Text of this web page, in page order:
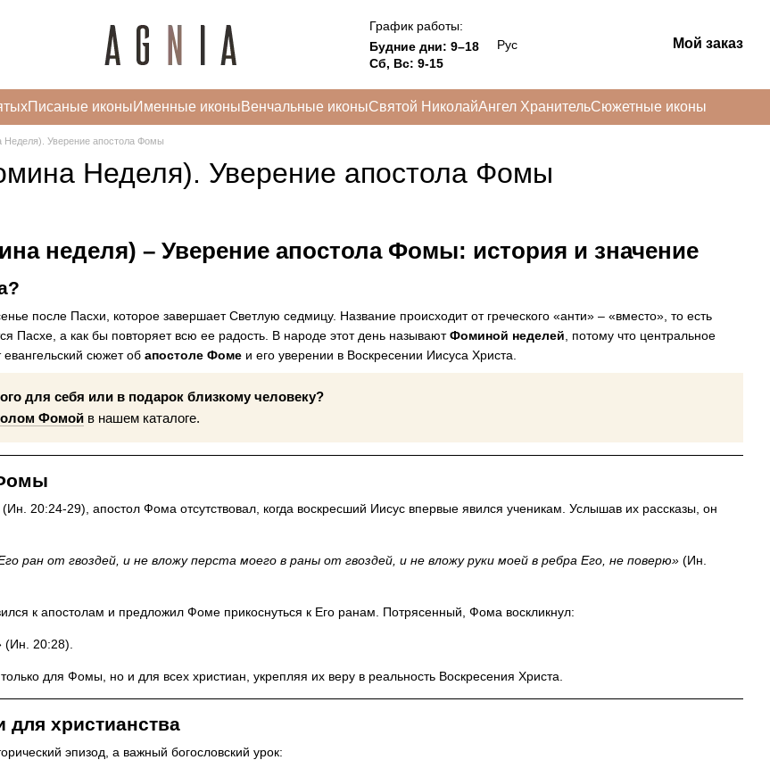
График работы:
Будние дни: 9–18
Сб, Вс: 9-15
Рус Мой заказ
Писаные иконыИменные иконыВенчальные иконыСвятой НиколайАнгел ХранительСюжетные иконы
Неделя). Уверение апостола Фомы
Неделя). Уверение апостола Фомы
неделя) – Уверение апостола Фомы: история и значение
после Пасхи, которое завершает Светлую седмицу. Название происходит от греческого «анти» – «вместо», то есть
Пасхе, а как бы повторяет всю ее радость. В народе этот день называютФоминой неделей, потому что центральное
сюжет об апостоле Фоме и его уверении в Воскресении Иисуса Христа.
для себя или в подарок близкому человеку?
Фомой в нашем каталоге.
20:24-29), апостол Фома отсутствовал, когда воскресший Иисус впервые явился ученикам. Услышав их рассказы, он
ран от гвоздей, и не вложу перста моего в раны от гвоздей, и не вложу руки моей в ребра Его, не поверю» (Ин.
к апостолам и предложил Фоме прикоснуться к Его ранам. Потрясенный, Фома воскликнул:
(Ин. 20:28).
для Фомы, но и для всех христиан, укрепляя их веру в реальность Воскресения Христа.
для христианства
эпизод, а важный богословский урок: